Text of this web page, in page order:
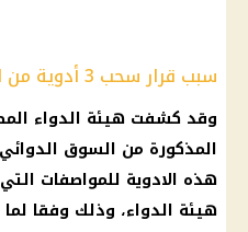
سبب قرار سحب 3 أدوية من السوق
وقد كشفت هيئة الدواء
المذكورة من السوق
هذه الادوية للمواصفات
هيئة الدواء، وذلك وفقا